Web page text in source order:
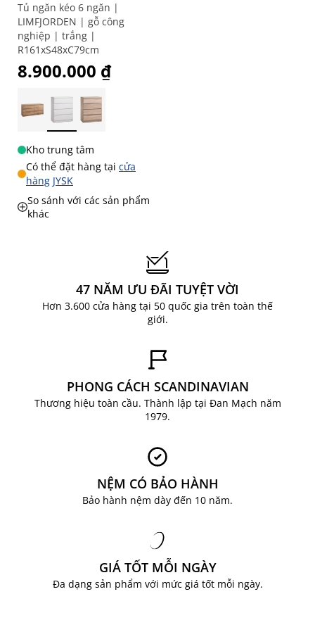
Tủ ngăn kéo 6 ngăn |
LIMFJORDEN | gỗ công
nghiệp | trắng |
R161xS48xC79cm
8.900.000 ₫
Kho trung tâm
Có thể đặt hàng tại cửa
hàng JYSK
So sánh với các sản phẩm
khác
47 NĂM ƯU ĐÃI TUYỆT VỜI
Hơn 3.600 cửa hàng tại 50 quốc gia trên toàn thế
giới.
PHONG CÁCH SCANDINAVIAN
Thương hiệu toàn cầu. Thành lập tại Đan Mạch năm
1979.
NỆM CÓ BẢO HÀNH
Bảo hành nệm dày đến 10 năm.
GIÁ TỐT MỖI NGÀY
Đa dạng sản phẩm với mức giá tốt mỗi ngày.